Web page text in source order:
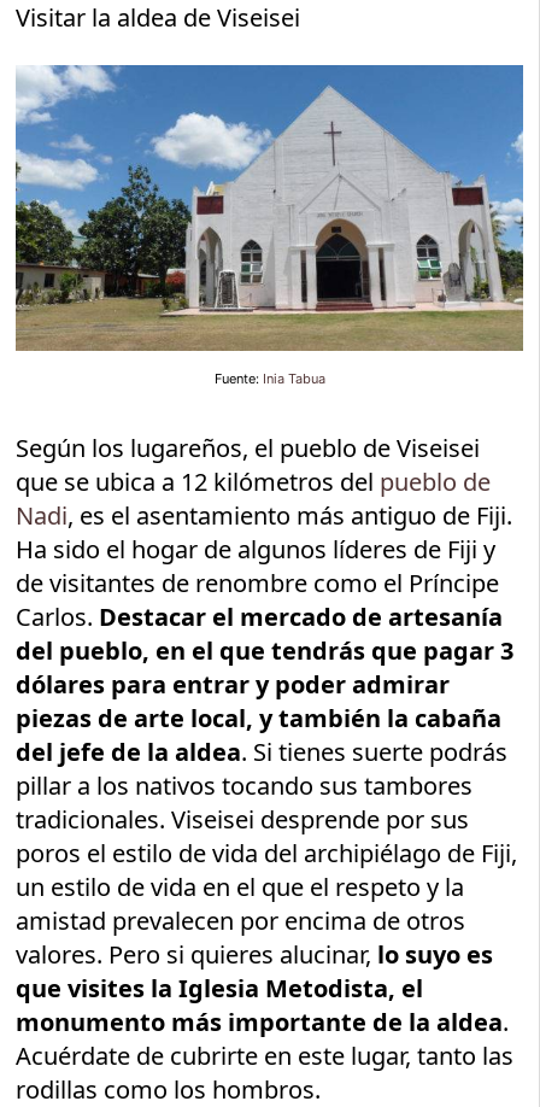
Visitar la aldea de Viseisei
Fuente: Inia Tabua
Según los lugareños, el pueblo de Viseisei
que se ubica a 12 kilómetros del pueblo de
Nadi, es el asentamiento más antiguo de Fiji.
Ha sido el hogar de algunos líderes de Fiji y
de visitantes de renombre como el Príncipe
Carlos. Destacar el mercado de artesanía
del pueblo, en el que tendrás que pagar 3
dólares para entrar y poder admirar
piezas de arte local, y también la cabaña
del jefe de la aldea. Si tienes suerte podrás
pillar a los nativos tocando sus tambores
tradicionales. Viseisei desprende por sus
poros el estilo de vida del archipiélago de Fiji,
un estilo de vida en el que el respeto y la
amistad prevalecen por encima de otros
valores. Pero si quieres alucinar, lo suyo es
que visites la Iglesia Metodista, el
monumento más importante de la aldea.
Acuérdate de cubrirte en este lugar, tanto las
rodillas como los hombros.